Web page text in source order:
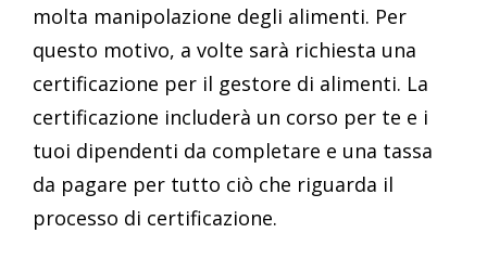
molta manipolazione degli alimenti. Per
questo motivo, a volte sarà richiesta una
certificazione per il gestore di alimenti. La
certificazione includerà un corso per te e i
tuoi dipendenti da completare e una tassa
da pagare per tutto ciò che riguarda il
processo di certificazione.